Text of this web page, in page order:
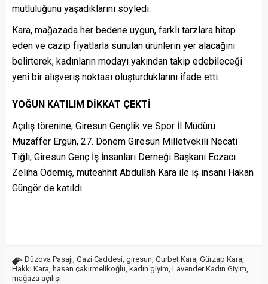
mutluluğunu yaşadıklarını söyledi.
Kara, mağazada her bedene uygun, farklı tarzlara hitap
eden ve cazip fiyatlarla sunulan ürünlerin yer alacağını
belirterek, kadınların modayı yakından takip edebileceği
yeni bir alışveriş noktası oluşturduklarını ifade etti.
YOĞUN KATILIM DİKKAT ÇEKTİ
Açılış törenine; Giresun Gençlik ve Spor İl Müdürü
Muzaffer Ergün, 27. Dönem Giresun Milletvekili Necati
Tığlı, Giresun Genç İş İnsanları Derneği Başkanı Eczacı
Zeliha Ödemiş, müteahhit Abdullah Kara ile iş insanı Hakan
Güngör de katıldı.
Düzova Pasajı, Gazi Caddesi, giresun, Gurbet Kara, Gürzap Kara,
Hakkı Kara, hasan çakırmelikoğlu, kadın giyim, Lavender Kadın Giyim,
mağaza açılışı